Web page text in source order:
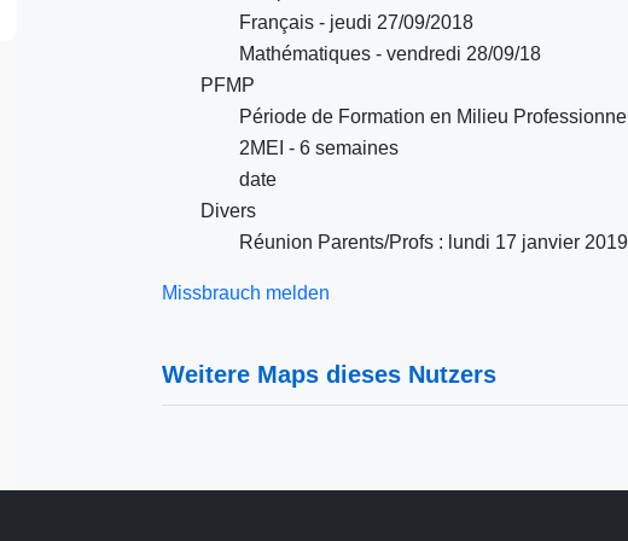
Français - jeudi 27/09/2018
Mathématiques - vendredi 28/09/18
PFMP
Période de Formation en Milieu
2MEI - 6 semaines
date
Divers
Réunion Parents/Profs : lundi 17 janvier 2019
Missbrauch melden
Weitere Maps dieses Nutzers